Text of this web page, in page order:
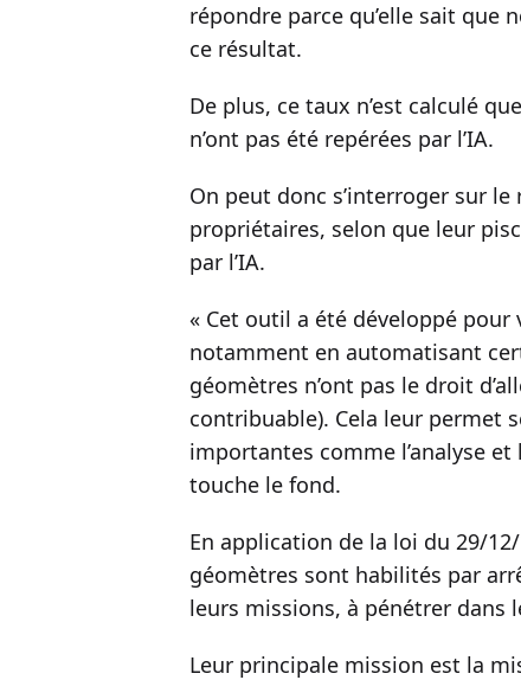
répondre parce qu’elle sait que
ce résultat.
De plus, ce taux n’est calculé
n’ont pas été repérées par l’IA.
On peut donc s’interroger sur le
propriétaires, selon que leur
par l’IA.
« Cet outil a été développé
notamment en automatisant
géomètres n’ont pas le droit
contribuable). Cela leur permet
importantes comme l’analyse
touche le fond.
En application de la loi du 29/
géomètres sont habilités par
leurs missions, à pénétrer dans
Leur principale mission est la